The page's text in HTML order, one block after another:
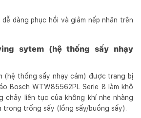
dàng phục hồi và giảm nếp nhăn trên
sytem (hệ thống sấy nhạy
(hệ thống sấy nhạy cảm) được trang bị
Bosch WTW85562PL Serie 8 làm khô
chảy liên tục của không khí nhẹ nhàng
trong trống sấy (lồng sấy/buồng sấy).